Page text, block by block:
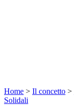
Home > Il concetto >
Solidali